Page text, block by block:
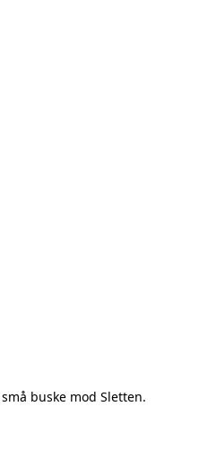
buske mod Sletten.